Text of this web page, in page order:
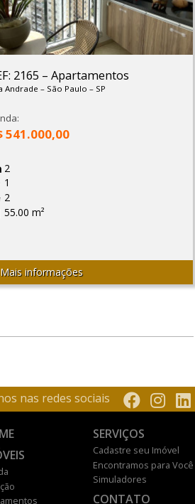
2165 –Apartamentos
Andrade– São Paulo– SP
541.000,00
2
1
2
55.00 m²
informações
nas redes sociais
SERVIÇOS
Cadastre seu Imóvel
Encontramos para Você
Simuladores
CONTATO